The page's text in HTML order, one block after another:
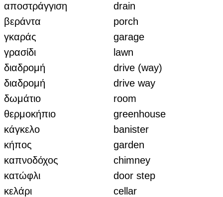
αποστράγγιση
drain
βεράντα
porch
γκαράς
garage
γρασίδι
lawn
διαδρομή
drive (way)
διαδρομή
drive way
δωμάτιο
room
θερμοκήπιο
greenhouse
κάγκελο
banister
κήπος
garden
καπνοδόχος
chimney
κατώφλι
door step
κελάρι
cellar